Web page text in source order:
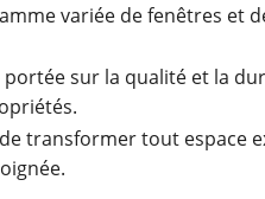
variée de fenêtres et
sur la qualité et la
transformer tout espace